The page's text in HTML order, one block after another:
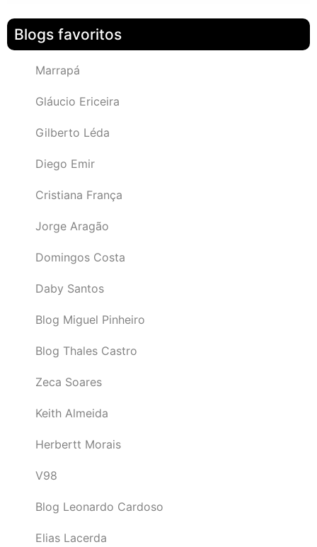
Blogs favoritos
Marrapá
Gláucio Ericeira
Gilberto Léda
Diego Emir
Cristiana França
Jorge Aragão
Domingos Costa
Daby Santos
Blog Miguel Pinheiro
Blog Thales Castro
Zeca Soares
Keith Almeida
Herbertt Morais
V98
Blog Leonardo Cardoso
Elias Lacerda